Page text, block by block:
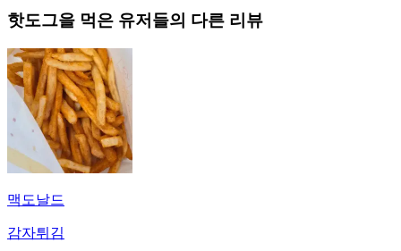
핫도그을 먹은 유저들의 다른 리뷰
맥도날드
감자튀김